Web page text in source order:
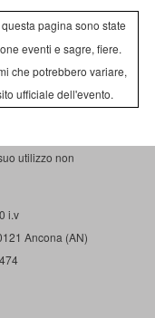
pagina sono state
eventi e sagre, fiere.
che potrebbero variare,
ufficiale dell'evento.
utilizzo non
i.v
Ancona (AN)